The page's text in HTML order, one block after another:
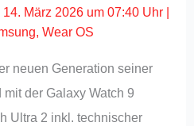
14. März 2026 um 07:40 Uhr
,Wear OS
neuen Generation seiner
der Galaxy Watch 9
Ultra 2 inkl. technischer